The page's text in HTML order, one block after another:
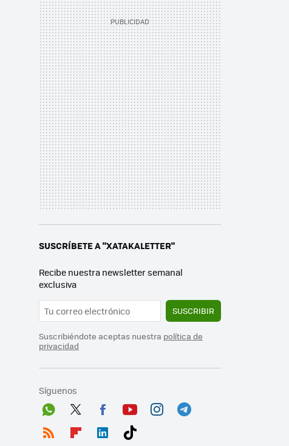
SUSCRÍBETE A "XATAKALETTER"
Recibe nuestra newsletter semanal
exclusiva
SUSCRIBIR
Suscribiéndote aceptas nuestra política de
privacidad
Síguenos
Wh
Twit
Fac
You